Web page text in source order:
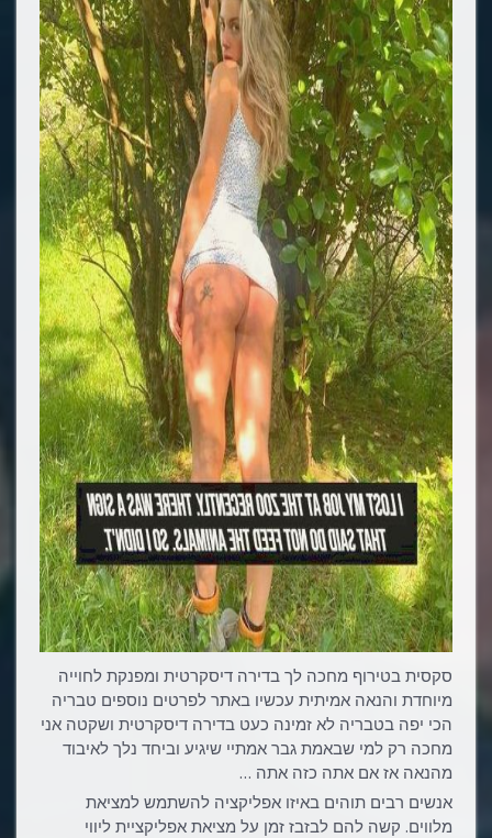
סקסית בטירוף מחכה לך בדירה דיסקרטית ומפנקת לחוייה
מיוחדת והנאה אמיתית עכשיו באתר לפרטים נוספים טבריה
הכי יפה בטבריה לא זמינה כעט בדירה דיסקרטית ושקטה אני
מחכה רק למי שבאמת גבר אמתיי שיגיע וביחד נלך לאיבוד
מהנאה אז אם אתה כזה אתה …
אנשים רבים תוהים באיזו אפליקציה להשתמש למציאת
מלווים. קשה להם לבזבז זמן על מציאת אפליקציית ליווי